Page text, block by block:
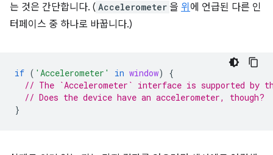
는 것은 간단합니다. ( Accelerometer 을 위 에 언급된 다른 인
터페이스 중 하나로 바꿉니다.)
if ( 'Accelerometer' in window)
{
// The `Accelerometer` interface is supported by
// Does the device have an accelerometer, though?
}